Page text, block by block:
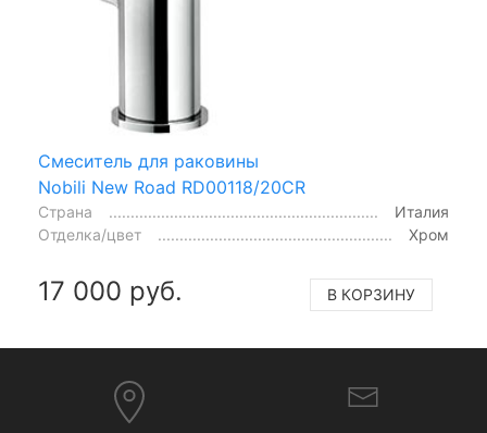
Смеситель для раковины
Nobili New Road RD00118/20CR
Страна
Италия
Отделка/цвет
Хром
17 000 руб. В КОРЗИНУ